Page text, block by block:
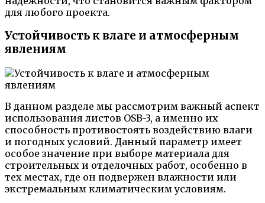
для любого проекта.
Устойчивость к влаге и атмосферным
явлениям
В данном разделе мы рассмотрим важный аспект
использования листов OSB-3, а именно их
способность противостоять воздействию влаги
и погодных условий. Данный параметр имеет
особое значение при выборе материала для
строительных и отделочных работ, особенно в
тех местах, где он подвержен влажности или
экстремальным климатическим условиям.